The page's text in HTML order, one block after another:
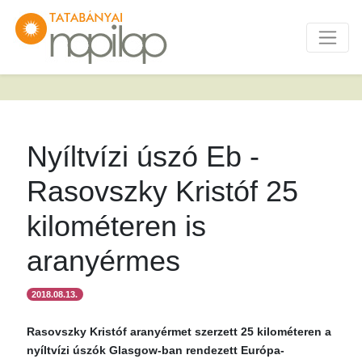
Nyíltvízi úszó Eb -
Rasovszky Kristóf 25
kilométeren is
aranyérmes
2018.08.13.
Rasovszky Kristóf aranyérmet szerzett 25 kilométeren a
nyíltvízi úszók Glasgow-ban rendezett Európa-